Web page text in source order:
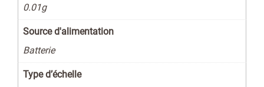
0.01g
Source d'alimentation
Batterie
Type d’échelle